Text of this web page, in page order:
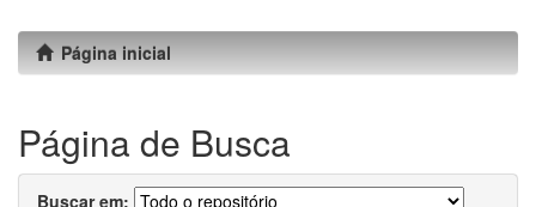
Página inicial
Página de Busca
Buscar em: